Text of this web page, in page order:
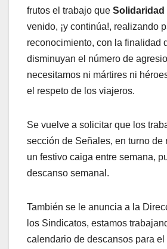
frutos el trabajo que Solidaridad
venido, ¡y continúa!, realizando
reconocimiento, con la finalidad
disminuyan el número de
necesitamos ni mártires ni
el respeto de los viajeros.
Se vuelve a solicitar que los
sección de Señales, en turno de
un festivo caiga entre semana,
descanso semanal.
También se le anuncia a la
los Sindicatos, estamos
calendario de descansos para